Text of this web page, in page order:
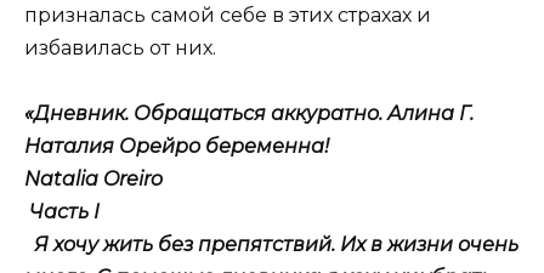
призналась самой себе в этих страхах и
избавилась от них.
«Дневник. Обращаться аккуратно. Алина Г.
Наталия Орейро беременна!
Natalia Oreiro
Часть I
Я хочу жить без препятствий. Их в жизни очень